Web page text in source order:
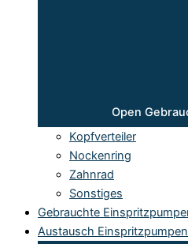
Open
Kopfverteiler
Nockenring
Zahnrad
Sonstiges
Gebrauchte
Austausch Einspritzpumpen